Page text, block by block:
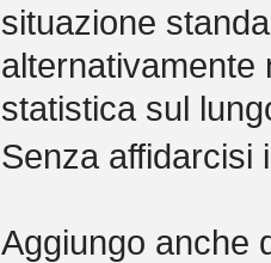
situazione
alternativamente
statistica sul
Senza
Aggiungo anche